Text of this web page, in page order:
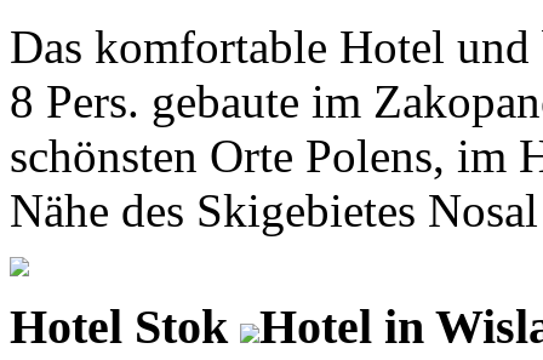
Das komfortable Hotel
8 Pers. gebaute im
schönsten Orte Polens, im
Nähe des Skigebietes
Hotel Stok Hotel in